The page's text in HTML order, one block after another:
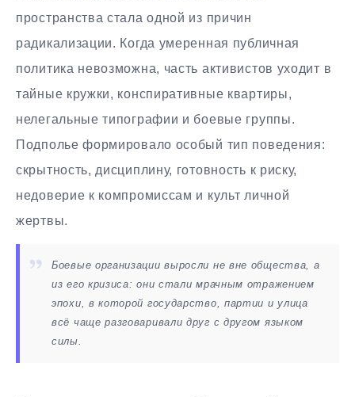
пространства стала одной из причин
радикализации. Когда умеренная публичная
политика невозможна, часть активистов уходит в
тайные кружки, конспиративные квартиры,
нелегальные типографии и боевые группы.
Подполье формировало особый тип поведения:
скрытность, дисциплину, готовность к риску,
недоверие к компромиссам и культ личной
жертвы.
Боевые организации выросли не вне общества, а
из его кризиса: они стали мрачным отражением
эпохи, в которой государство, партии и улица
всё чаще разговаривали друг с другом языком
силы.